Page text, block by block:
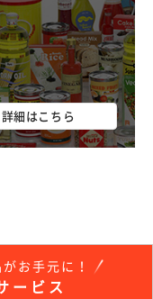
詳細はこちら
お手元に！
ービス